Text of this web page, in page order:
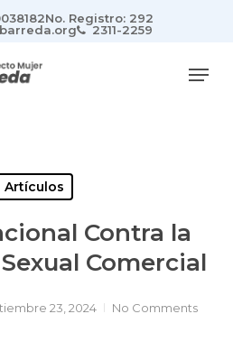
No. Registro: 292
2311-2259
Artículos
Contra la
Comercial
23, 2024 No Comments